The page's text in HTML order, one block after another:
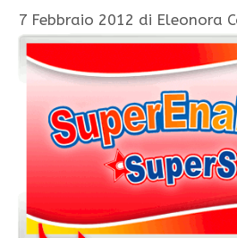
7 Febbraio 2012 di Eleonora